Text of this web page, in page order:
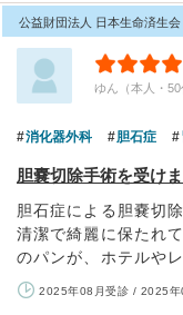
公益財団法人 日本生命済生会
ゆん（本人・50
消化器外科 胆石症
胆嚢切除手術を受け
胆石症による胆嚢切
清潔で綺麗に保たれ
のパンが、ホテルや
2025年08月受診 / 2025年